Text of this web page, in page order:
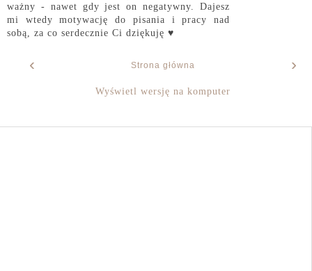
ważny - nawet gdy jest on negatywny. Dajesz
mi wtedy motywację do pisania i pracy nad
sobą, za co serdecznie Ci dziękuję ♥
‹ ›
Strona główna
Wyświetl wersję na komputer